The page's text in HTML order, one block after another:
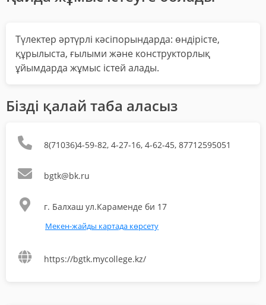
Түлектер әртүрлі кәсіпорындарда: өндірісте,
құрылыста, ғылыми және конструкторлық
ұйымдарда жұмыс істей алады.
Бізді қалай таба аласыз
8(71036)4-59-82, 4-27-16, 4-62-45, 87712595051
bgtk@bk.ru
г. Балхаш ул.Караменде би 17
Мекен-жайды картада көрсету
https://bgtk.mycollege.kz/